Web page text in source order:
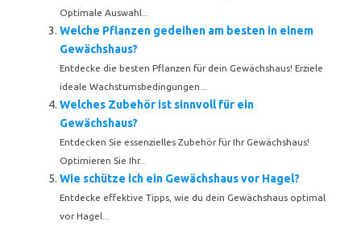
Optimale Auswahl...
Welche Pflanzen gedeihen am besten in einem
Gewächshaus?
Entdecke die besten Pflanzen für dein Gewächshaus! Erziele
ideale Wachstumsbedingungen...
Welches Zubehör ist sinnvoll für ein
Gewächshaus?
Entdecken Sie essenzielles Zubehör für Ihr Gewächshaus!
Optimieren Sie Ihr...
Wie schütze ich ein Gewächshaus vor Hagel?
Entdecke effektive Tipps, wie du dein Gewächshaus optimal
vor Hagel...